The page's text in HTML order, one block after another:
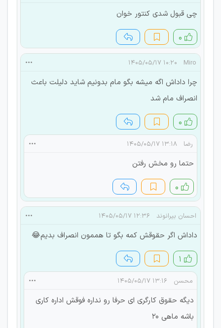
چی قبول شدی کنتور خوان
۰
Miro ۱۰:۲۰ ۱۴۰۵/۰۵/۱۷
چرا داداش اگه میشه بگو مام بدونیم شاید دلیلت باعث
انصراف مام شد
۰
رضا ۱۳:۱۸ ۱۴۰۵/۰۵/۱۷
حتما رو مخش رفتن
۰
احسان بیرانوند ۱۲:۳۶ ۱۴۰۵/۰۵/۱۷
داداش اگر حقوقش کمه بگو تا هممون انصراف بدیم😂
۱
محسن ۱۳:۱۶ ۱۴۰۵/۰۵/۱۷
دیگه حقوق کارگری ای حرفا رو نداره فوقش اداره کاری
باشه ماهی ۲۰